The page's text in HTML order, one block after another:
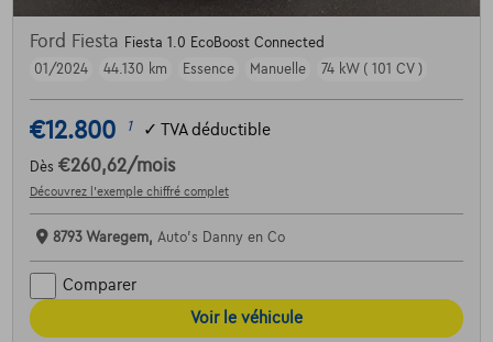
Ford Fiesta Fiesta 1.0 EcoBoost Connected
01/2024
44.130 km Essence Manuelle 74 kW ( 101 CV )
€12.800 1 ✓ TVA déductible
Dès €260,62/mois
Découvrez l’exemple chiffré complet
8793 Waregem, Auto's Danny en Co
Comparer
Voir le véhicule